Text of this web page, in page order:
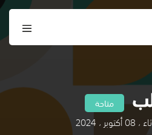
متاحة